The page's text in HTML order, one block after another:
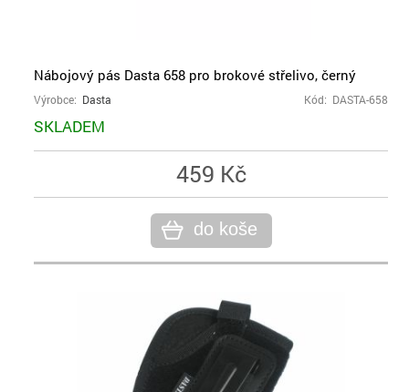
Nábojový pás Dasta 658 pro brokové střelivo, černý
Výrobce: Dasta Kód: DASTA-658
SKLADEM
459 Kč
do koše